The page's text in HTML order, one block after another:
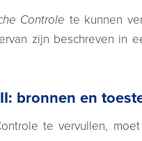
Controle te kunnen
zijn beschreven in
bronnen en
te vervullen,